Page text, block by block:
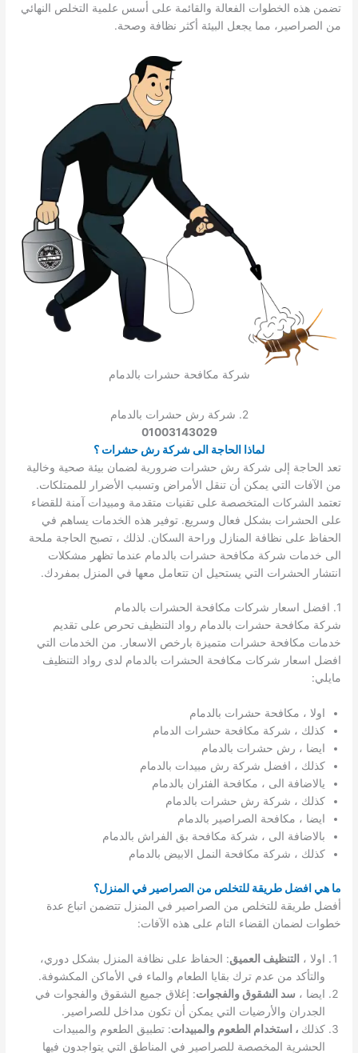
تضمن هذه الخطوات الفعالة والقائمة على أسس علمية التخلص النهائي
من الصراصير، مما يجعل البيئة أكثر نظافة وصحة.
شركة مكافحة حشرات بالدمام
2. شركة رش حشرات بالدمام
01003143029
لماذا الحاجة الى شركة رش حشرات ؟
تعد الحاجة إلى شركة رش حشرات ضرورية لضمان بيئة صحية وخالية
من الآفات التي يمكن أن تنقل الأمراض وتسبب الأضرار للممتلكات.
تعتمد الشركات المتخصصة على تقنيات متقدمة ومبيدات آمنة للقضاء
على الحشرات بشكل فعال وسريع. توفير هذه الخدمات يساهم في
الحفاظ على نظافة المنازل وراحة السكان. لذلك ، تصبح الحاجة ملحة
الى خدمات شركة مكافحة حشرات بالدمام عندما تظهر مشكلات
انتشار الحشرات التي يستحيل ان تتعامل معها في المنزل بمفردك.
1. افضل اسعار شركات مكافحة الحشرات بالدمام
شركة مكافحة حشرات بالدمام رواد التنظيف تحرص على تقديم
خدمات مكافحة حشرات متميزة بارخص الاسعار. من الخدمات التي
افضل اسعار شركات مكافحة الحشرات بالدمام لدى رواد التنظيف
مايلي:
اولا ، مكافحة حشرات بالدمام
كذلك ، شركة مكافحة حشرات الدمام
ايضا ، رش حشرات بالدمام
كذلك ، افضل شركة رش مبيدات بالدمام
يالاضافة الى ، مكافحة الفئران بالدمام
كذلك ، شركة رش حشرات بالدمام
ايضا ، مكافحة الصراصير بالدمام
بالاضافة الى ، شركة مكافحة بق الفراش بالدمام
كذلك ، شركة مكافحة النمل الابيض بالدمام
ما هي افضل طريقة للتخلص من الصراصير في المنزل؟
أفضل طريقة للتخلص من الصراصير في المنزل تتضمن اتباع عدة
خطوات لضمان القضاء التام على هذه الآفات:
اولا ، التنظيف العميق: الحفاظ على نظافة المنزل بشكل دوري،
والتأكد من عدم ترك بقايا الطعام والماء في الأماكن المكشوفة.
ايضا ، سد الشقوق والفجوات: إغلاق جميع الشقوق والفجوات في
الجدران والأرضيات التي يمكن أن تكون مداخل للصراصير.
كذلك ، استخدام الطعوم والمبيدات: تطبيق الطعوم والمبيدات
الحشرية المخصصة للصراصير في المناطق التي يتواجدون فيها